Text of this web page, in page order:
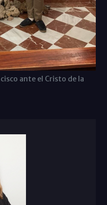
ante el Cristo de la